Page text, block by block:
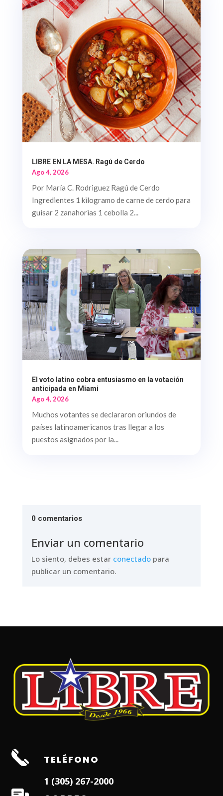
LIBRE EN LA MESA. Ragú de Cerdo
Ago 4, 2026
Por María C. Rodriguez Ragú de Cerdo
Ingredientes 1 kilogramo de carne de cerdo para
guisar 2 zanahorias 1 cebolla 2...
El voto latino cobra entusiasmo en la votación
anticipada en Miami
Ago 4, 2026
Muchos votantes se declararon oriundos de
países latinoamericanos tras llegar a los
puestos asignados por la...
0 comentarios
Enviar un comentario
Lo siento, debes estar conectadopara
publicar un comentario.
TELÉFONO
1 (305) 267-2000